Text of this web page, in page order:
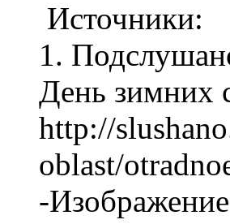
Источники:
1.
День зимних
http://
oblast/
-